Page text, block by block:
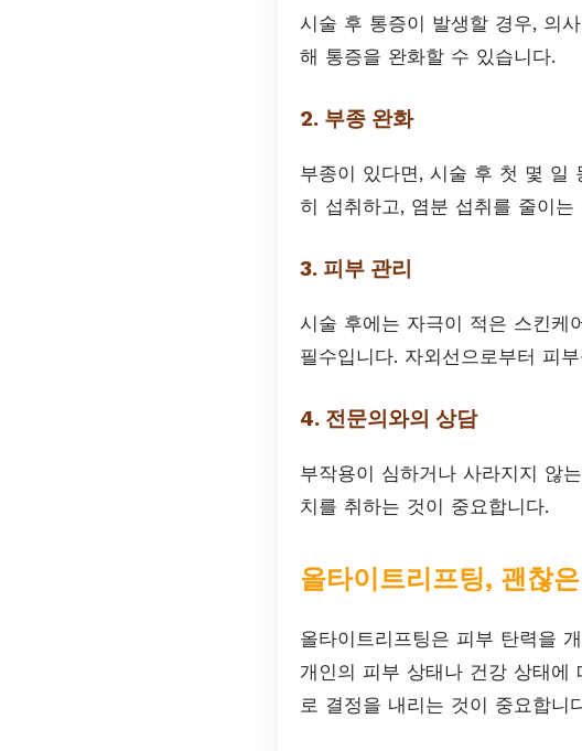
시술 후 통증이 발생할 경우, 의
해 통증을 완화할 수 있습니다.
2. 부종 완화
부종이 있다면, 시술 후 첫 몇 일
히 섭취하고, 염분 섭취를 줄이는
3. 피부 관리
시술 후에는 자극이 적은 스킨케
필수입니다. 자외선으로부터 피
4. 전문의와의 상담
부작용이 심하거나 사라지지 않
치를 취하는 것이 중요합니다.
올타이트리프팅, 괜찮
올타이트리프팅은 피부 탄력을
개인의 피부 상태나 건강 상태에
로 결정을 내리는 것이 중요합니